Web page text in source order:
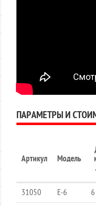
ПАРАМЕТРЫ И
Артикул Модель
31050 E-6
6